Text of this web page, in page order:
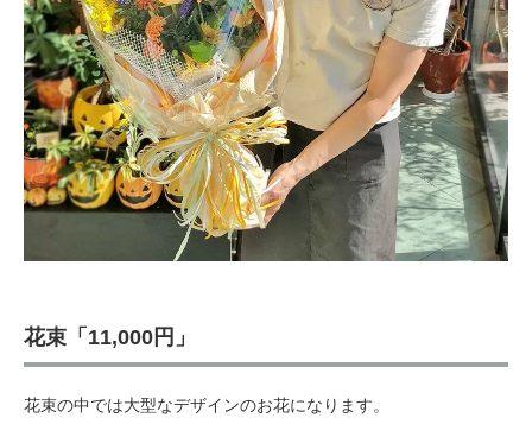
花束「11,000円」
花束の中では大型なデザインのお花になります。